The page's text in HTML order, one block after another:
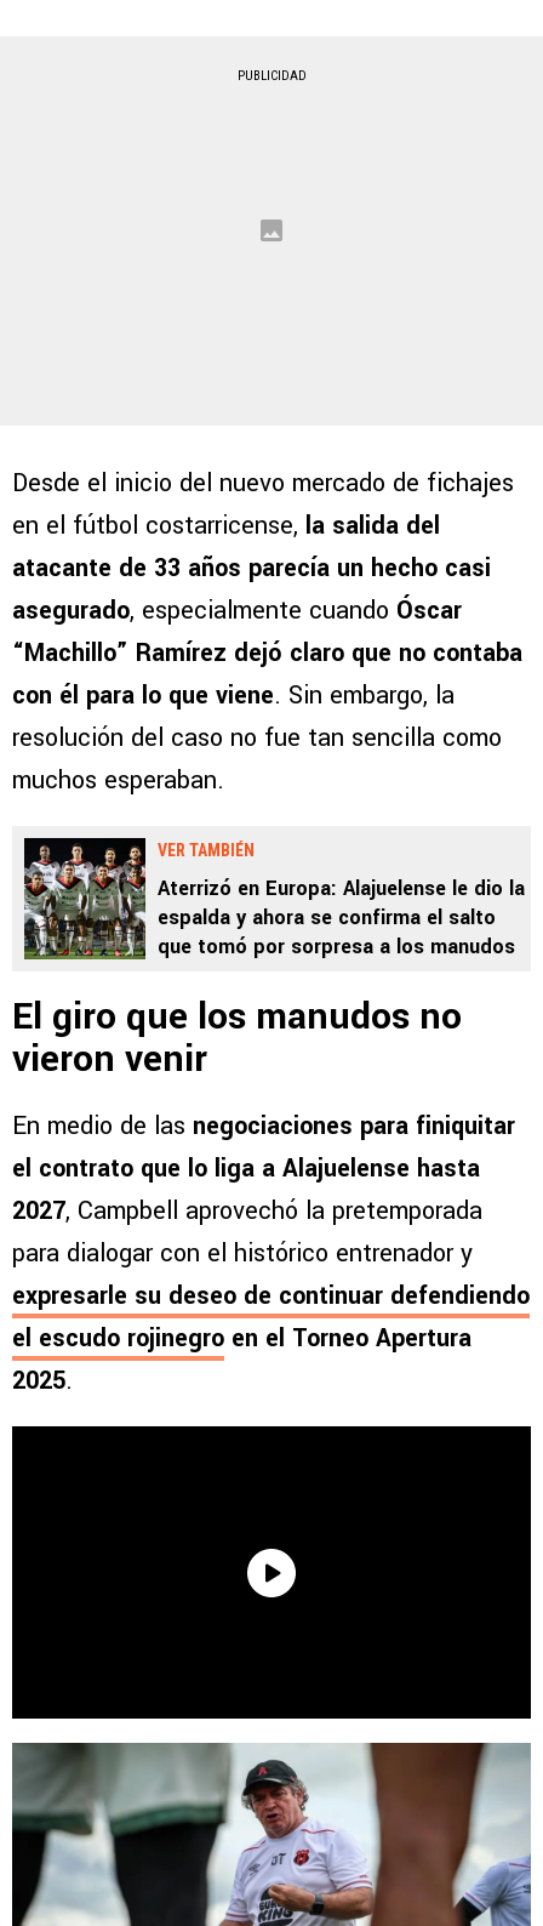
PUBLICIDAD
Desde el inicio del nuevo mercado de fichajes
en el fútbol costarricense, la salida del
atacante de 33 años parecía un hecho casi
asegurado, especialmente cuando Óscar
“Machillo” Ramírez dejó claro que no contaba
con él para lo que viene. Sin embargo, la
resolución del caso no fue tan sencilla como
muchos esperaban.
VER TAMBIÉN
Aterrizó en Europa: Alajuelense le dio la
espalda y ahora se confirma el salto
que tomó por sorpresa a los manudos
El giro que los manudos no
vieron venir
En medio de las negociaciones para finiquitar
el contrato que lo liga a Alajuelense hasta
2027, Campbell aprovechó la pretemporada
para dialogar con el histórico entrenador y
expresarle su deseo de continuar defendiendo
el escudo rojinegro en el Torneo Apertura
2025.